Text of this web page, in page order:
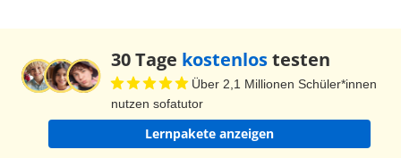
30 Tage kostenlostesten
Über 2,1 Millionen Schüler*innen
nutzen sofatutor
Lernpakete anzeigen